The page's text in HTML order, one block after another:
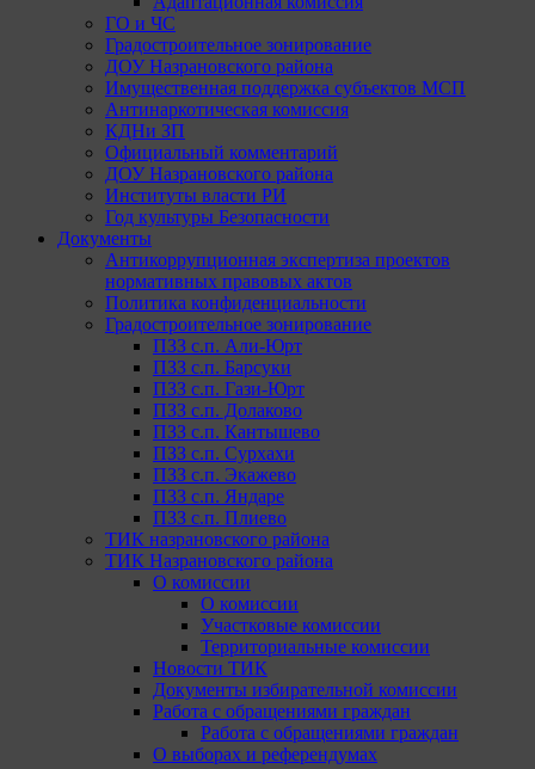
ГО и ЧС
Градостроительное зонирование
ДОУ Назрановского района
Имущественная поддержка субъектов МСП
Антинаркотическая комиссия
КДНи ЗП
Официальный комментарий
ДОУ Назрановского района
Институты власти РИ
Год культуры Безопасности
Документы
Антикоррупционная экспертиза проектов
нормативных правовых актов
Политика конфиденциальности
Градостроительное зонирование
ПЗЗ с.п. Али-Юрт
ПЗЗ с.п. Барсуки
ПЗЗ с.п. Гази-Юрт
ПЗЗ с.п. Долаково
ПЗЗ с.п. Кантышево
ПЗЗ с.п. Сурхахи
ПЗЗ с.п. Экажево
ПЗЗ с.п. Яндаре
ПЗЗ с.п. Плиево
ТИК назрановского района
ТИК Назрановского района
О комиссии
О комиссии
Участковые комиссии
Территориальные комиссии
Новости ТИК
Документы избирательной комиссии
Работа с обращениями граждан
Работа с обращениями граждан
О выборах и референдумах